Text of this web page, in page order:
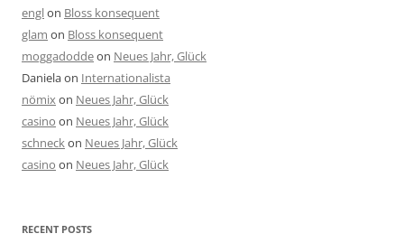
englon Bloss konsequent
glam on Bloss konsequent
moggadoddeon Neues Jahr, Glück
Danielaon Internationalista
nömixon Neues Jahr, Glück
casino on Neues Jahr, Glück
schneckon Neues Jahr, Glück
casino on Neues Jahr, Glück
RECENT POSTS